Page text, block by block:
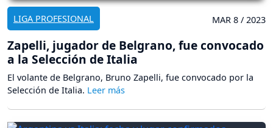
LIGA PROFESIONAL MAR 8 / 2023
Zapelli, jugador de Belgrano, fue convocado
a la Selección de Italia
El volante de Belgrano, Bruno Zapelli, fue convocado por la
Selección de Italia.